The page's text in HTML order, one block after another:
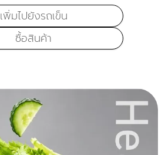
เพิ่มไปยังรถเข็น
ซื้อสินค้า